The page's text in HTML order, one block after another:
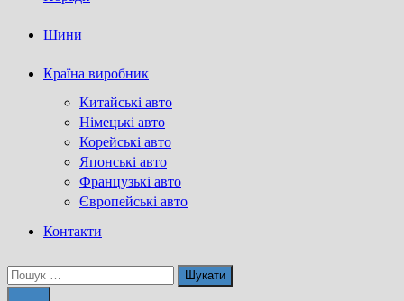
Шини
Країна виробник
Китайські авто
Німецькі авто
Корейські авто
Японські авто
Французькі авто
Європейські авто
Контакти
Пошук: